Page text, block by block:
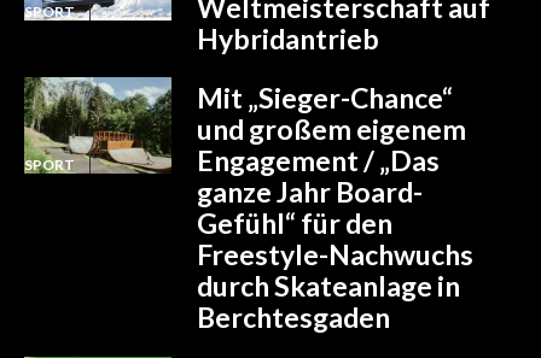
SPORT
Weltmeisterschaft auf
Hybridantrieb
SPORT
Mit „Sieger-Chance“
und großem eigenem
Engagement / „Das
ganze Jahr Board-
Gefühl“ für den
Freestyle-Nachwuchs
durch Skateanlage in
Berchtesgaden